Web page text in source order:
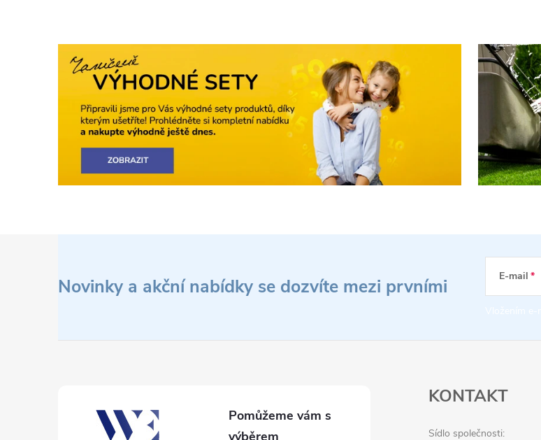
Novinky a akční nabídky se dozvíte mezi prvními E-mail
KONTAKT
Sídlo společnosti: